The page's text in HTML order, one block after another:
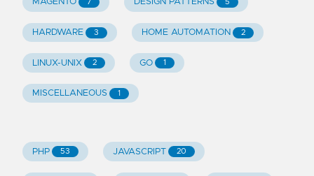
MAGENTO 7 DESIGN PATTERNS 5
HARDWARE 3 HOME AUTOMATION 2
LINUX-UNIX 2 GO 1
MISCELLANEOUS 1
PHP 53 JAVASCRIPT 20